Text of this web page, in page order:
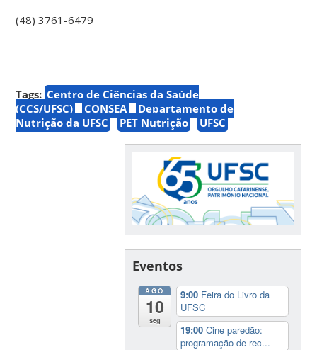
(48) 3761-6479
Tags: Centro de Ciências da Saúde
(CCS/UFSC)
CONSEA
Departamento de
Nutrição da UFSC
PET Nutrição UFSC
Eventos
AGO
10
seg
9:00 Feira do Livro da
UFSC
19:00Cine paredão:
programação de rec...